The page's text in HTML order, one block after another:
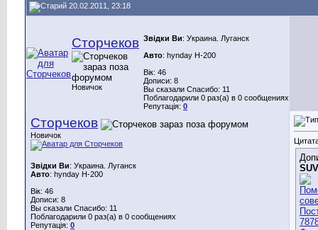
20.02.2011, 23:18
Сторчеков
Новичок
Звідки Ви: Украина. Луганск
Авто: hynday H-200
Вік: 46
Дописи: 8
Вы сказали Спасибо: 11
Поблагодарили 0 раз(а) в 0 сообщениях
Репутація: 0
Сторчеков
Новичок
Звідки Ви: Украина. Луганск
Авто: hynday H-200
Вік: 46
Дописи: 8
Вы сказали Спасибо: 11
Поблагодарили 0 раз(а) в 0 сообщениях
Репутація: 0